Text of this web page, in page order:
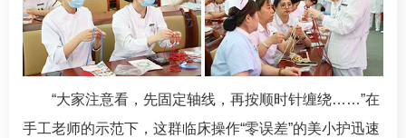
“大家注意看，先固定轴线，再按顺时针缠绕……”在
手工老师的示范下，这群临床操作“零误差”的美小护迅速